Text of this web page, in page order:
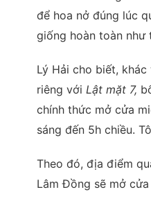
để hoa nở đúng lúc
giống hoàn toàn như
Lý Hải cho biết,
riêng với Lật mặt 7,
chính thức mở cửa
sáng đến 5h chiều.
Theo đó, địa điểm
Lâm Đồng sẽ mở